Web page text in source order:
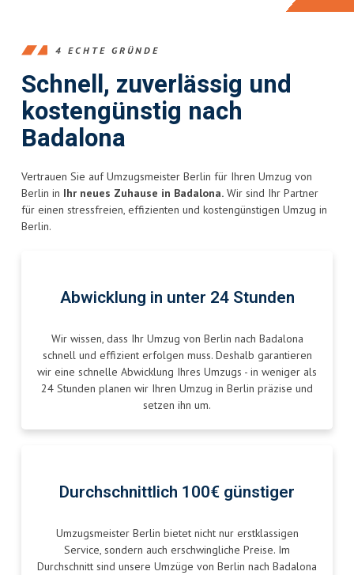
4 ECHTE GRÜNDE
Schnell, zuverlässig und
kostengünstig nach
Badalona
Vertrauen Sie auf Umzugsmeister Berlin für Ihren Umzug von
Berlin in Ihr neues Zuhause in Badalona. Wir sind Ihr Partner
für einen stressfreien, effizienten und kostengünstigen Umzug in
Berlin.
Abwicklung in unter 24 Stunden
Wir wissen, dass Ihr Umzug von Berlin nach Badalona
schnell und effizient erfolgen muss. Deshalb garantieren
wir eine schnelle Abwicklung Ihres Umzugs - in weniger als
24 Stunden planen wir Ihren Umzug in Berlin präzise und
setzen ihn um.
Durchschnittlich 100€ günstiger
Umzugsmeister Berlin bietet nicht nur erstklassigen
Service, sondern auch erschwingliche Preise. Im
Durchschnitt sind unsere Umzüge von Berlin nach Badalona